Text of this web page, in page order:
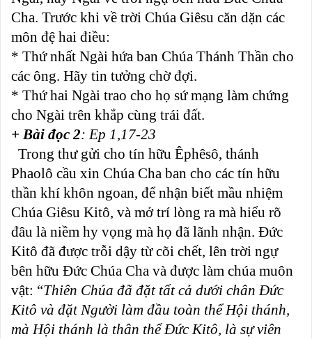
Cha. Trước khi về trời Chúa Giêsu căn dặn các
môn đệ hai điều:
* Thứ nhất Ngài hứa ban Chúa Thánh Thần cho
các ông. Hãy tin tưởng chờ đợi.
* Thứ hai Ngài trao cho họ sứ mạng làm chứng
cho Ngài trên khắp cùng trái đất.
+ Bài đọc 2: Ep 1,17-23
Trong thư gửi cho tín hữu Êphêsô, thánh
Phaolô cầu xin Chúa Cha ban cho các tín hữu
thần khí khôn ngoan, để nhận biết mầu nhiệm
Chúa Giêsu Kitô, và mở trí lòng ra mà hiểu rõ
đâu là niềm hy vọng mà họ đã lãnh nhận. Đức
Kitô đã được trỗi dậy từ cõi chết, lên trời ngự
bên hữu Đức Chúa Cha và được làm chúa muôn
vật: “Thiên Chúa đã đặt tất cả dưới chân Đức
Kitô và đặt Người làm đầu toàn thể Hội thánh,
mà Hội thánh là thân thể Đức Kitô, là sự viên